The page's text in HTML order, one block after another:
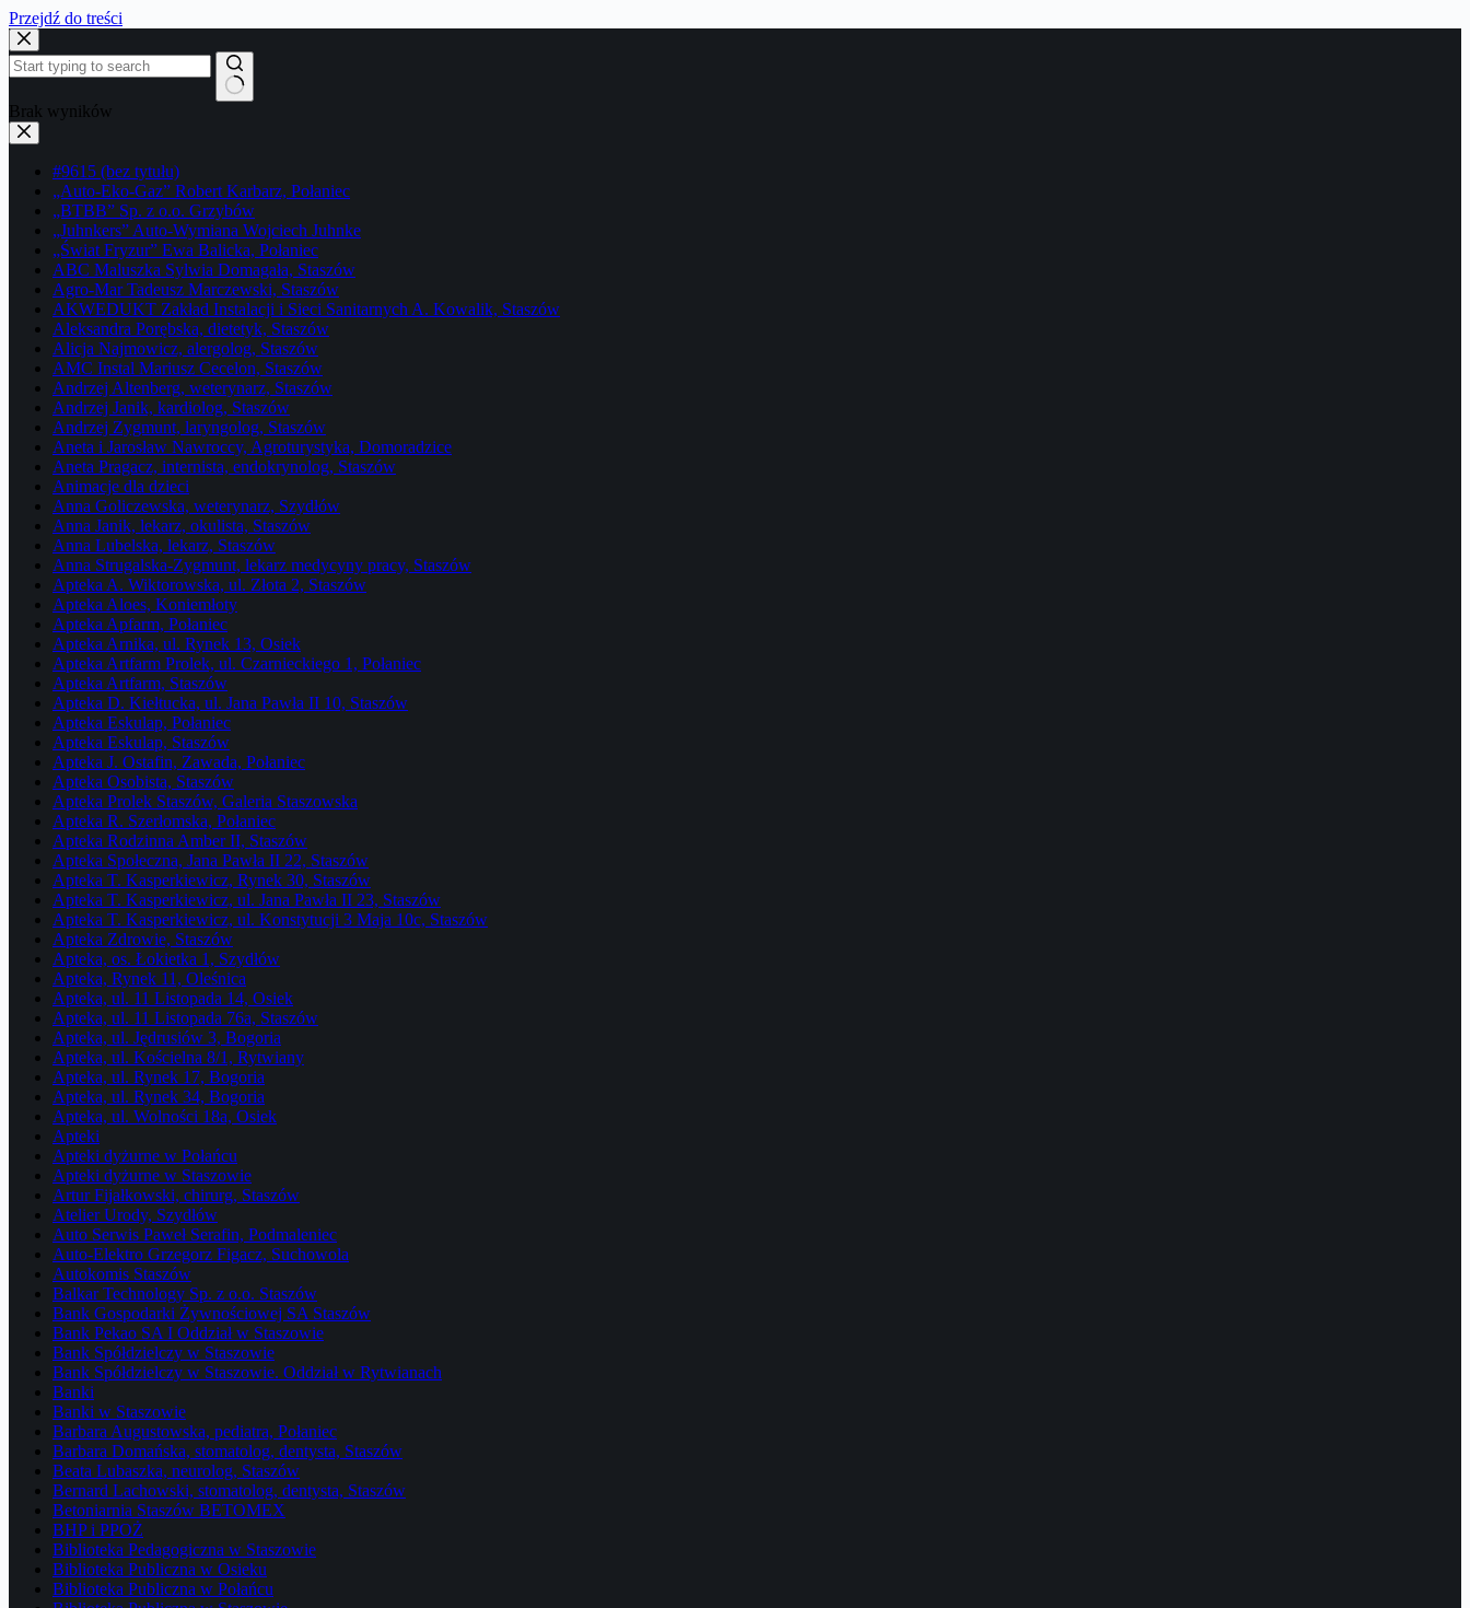
Przejdź do treści
Brak wyników
#9615 (bez tytułu)
„Auto-Eko-Gaz” Robert Karbarz, Połaniec
„BTBB” Sp. z o.o. Grzybów
„Juhnkers” Auto-Wymiana Wojciech Juhnke
„Świat Fryzur” Ewa Balicka, Połaniec
ABC Maluszka Sylwia Domagała, Staszów
Agro-Mar Tadeusz Marczewski, Staszów
AKWEDUKT Zakład Instalacji i Sieci Sanitarnych A. Kowalik, Staszów
Aleksandra Porębska, dietetyk, Staszów
Alicja Najmowicz, alergolog, Staszów
AMC Instal Mariusz Cecelon, Staszów
Andrzej Altenberg, weterynarz, Staszów
Andrzej Janik, kardiolog, Staszów
Andrzej Zygmunt, laryngolog, Staszów
Aneta i Jarosław Nawroccy, Agroturystyka, Domoradzice
Aneta Pragacz, internista, endokrynolog, Staszów
Animacje dla dzieci
Anna Goliczewska, weterynarz, Szydłów
Anna Janik, lekarz, okulista, Staszów
Anna Lubelska, lekarz, Staszów
Anna Strugalska-Zygmunt, lekarz medycyny pracy, Staszów
Apteka A. Wiktorowska, ul. Złota 2, Staszów
Apteka Aloes, Koniemłoty
Apteka Apfarm, Połaniec
Apteka Arnika, ul. Rynek 13, Osiek
Apteka Artfarm Prolek, ul. Czarnieckiego 1, Połaniec
Apteka Artfarm, Staszów
Apteka D. Kiełtucka, ul. Jana Pawła II 10, Staszów
Apteka Eskulap, Połaniec
Apteka Eskulap, Staszów
Apteka J. Ostafin, Zawada, Połaniec
Apteka Osobista, Staszów
Apteka Prolek Staszów, Galeria Staszowska
Apteka R. Szerłomska, Połaniec
Apteka Rodzinna Amber II, Staszów
Apteka Społeczna, Jana Pawła II 22, Staszów
Apteka T. Kasperkiewicz, Rynek 30, Staszów
Apteka T. Kasperkiewicz, ul. Jana Pawła II 23, Staszów
Apteka T. Kasperkiewicz, ul. Konstytucji 3 Maja 10c, Staszów
Apteka Zdrowie, Staszów
Apteka, os. Łokietka 1, Szydłów
Apteka, Rynek 11, Oleśnica
Apteka, ul. 11 Listopada 14, Osiek
Apteka, ul. 11 Listopada 76a, Staszów
Apteka, ul. Jędrusiów 3, Bogoria
Apteka, ul. Kościelna 8/1, Rytwiany
Apteka, ul. Rynek 17, Bogoria
Apteka, ul. Rynek 34, Bogoria
Apteka, ul. Wolności 18a, Osiek
Apteki
Apteki dyżurne w Połańcu
Apteki dyżurne w Staszowie
Artur Fijałkowski, chirurg, Staszów
Atelier Urody, Szydłów
Auto Serwis Paweł Serafin, Podmaleniec
Auto-Elektro Grzegorz Figacz, Suchowola
Autokomis Staszów
Balkar Technology Sp. z o.o. Staszów
Bank Gospodarki Żywnościowej SA Staszów
Bank Pekao SA I Oddział w Staszowie
Bank Spółdzielczy w Staszowie
Bank Spółdzielczy w Staszowie. Oddział w Rytwianach
Banki
Banki w Staszowie
Barbara Augustowska, pediatra, Połaniec
Barbara Domańska, stomatolog, dentysta, Staszów
Beata Lubaszka, neurolog, Staszów
Bernard Lachowski, stomatolog, dentysta, Staszów
Betoniarnia Staszów BETOMEX
BHP i PPOŻ
Biblioteka Pedagogiczna w Staszowie
Biblioteka Publiczna w Osieku
Biblioteka Publiczna w Połańcu